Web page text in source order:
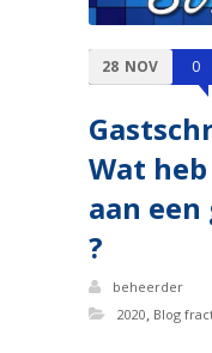
28 NOV 0
Wat
aan
?
beheerder
2020, Blog